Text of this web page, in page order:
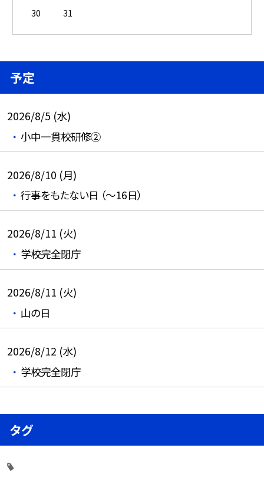
30
31
予定
2026/8/5 (水)
小中一貫校研修②
2026/8/10 (月)
行事をもたない日 （～16日）
2026/8/11 (火)
学校完全閉庁
2026/8/11 (火)
山の日
2026/8/12 (水)
学校完全閉庁
タグ